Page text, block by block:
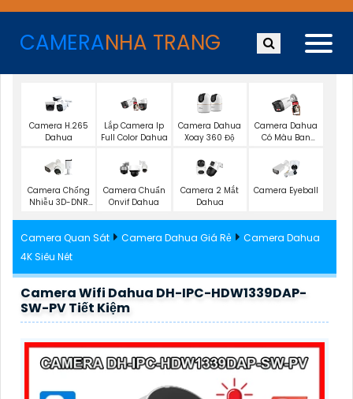
CAMERANHA TRANG
Camera H.265
Dahua
Lắp Camera Ip
Full Color Dahua
Camera Dahua
Xoay 360 Độ
Camera Dahua
Có Màu Ban
Camera Chống
Nhiễu 3D-DNR
Camera Chuẩn
Onvif Dahua
Camera 2 Mắt
Dahua
Camera Eyeball
Camera Quan Sát Camera Dahua Giá Rẻ
Camera Dahua
4K Siêu Nét
Camera Wifi Dahua DH-IPC-HDW1339DAP-
SW-PV Tiết Kiệm